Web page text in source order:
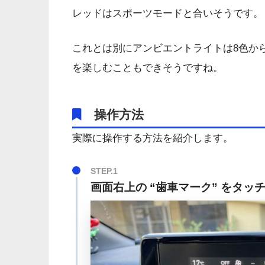
レッドはスポーツモードと合いそうです。
これとは別にアンビエントライトは8色
を楽しむこともできそうですね。
操作方法
実際に操作する方法を紹介します。
画面右上の “歯車マーク” をタッ